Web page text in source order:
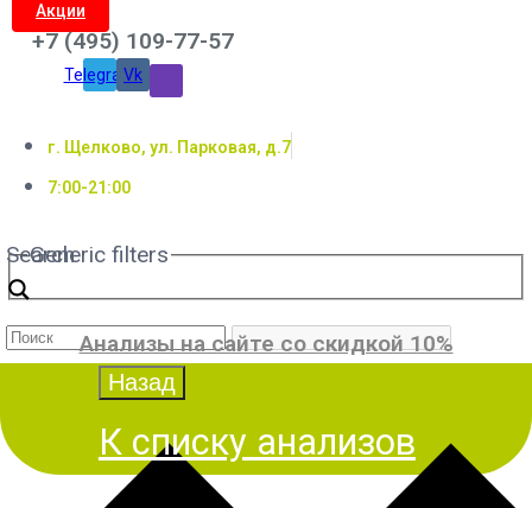
Акции
+7 (495) 109-77-57
TelegramVk
г. Щелково, ул. Парковая, д.7
7:00-21:00
Search
Generic filters
Анализы на сайте со скидкой 10%
К списку анализов